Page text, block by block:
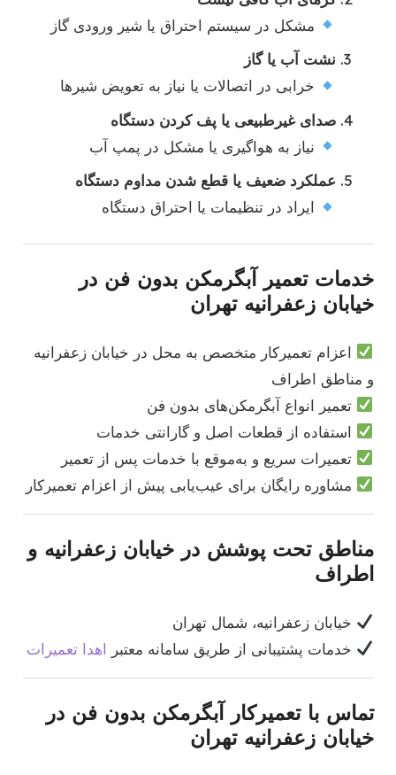
مشکل در سیستم احتراق یا شیر ورودی گاز
نشت آب یا گاز
خرابی در اتصالات یا نیاز به تعویض شیرها
صدای غیرطبیعی یا پف کردن دستگاه
نیاز به هواگیری یا مشکل در پمپ آب
عملکرد ضعیف یا قطع شدن مداوم دستگاه
ایراد در تنظیمات یا احتراق دستگاه
خدمات تعمیر آبگرمکن بدون فن در
خیابان زعفرانیه تهران
اعزام تعمیرکار متخصص به محل در خیابان زعفرانیه
و مناطق اطراف
تعمیر انواع آبگرمکن‌های بدون فن
استفاده از قطعات اصل و گارانتی خدمات
تعمیرات سریع و به‌موقع با خدمات پس از تعمیر
مشاوره رایگان برای عیب‌یابی پیش از اعزام تعمیرکار
مناطق تحت پوشش در خیابان زعفرانیه و
اطراف
خیابان زعفرانیه، شمال تهران
خدمات پشتیبانی از طریق سامانه معتبر اهدا تعمیرات
تماس با تعمیرکار آبگرمکن بدون فن در
خیابان زعفرانیه تهران